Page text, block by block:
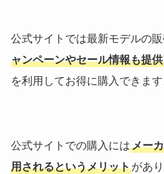
公式サイトでは最新モデルの販
ャンペーンやセール情報も提
を利用してお得に購入できます
公式サイトでの購入にはメー
用されるというメリットがあり